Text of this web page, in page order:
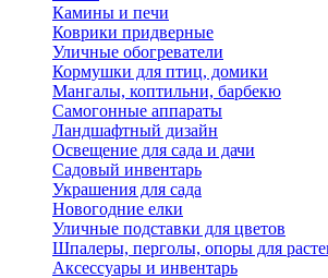
Камины и печи
Коврики придверные
Уличные обогреватели
Кормушки для птиц, домики
Мангалы, коптильни, барбекю
Самогонные аппараты
Ландшафтный дизайн
Освещение для сада и дачи
Садовый инвентарь
Украшения для сада
Новогодние елки
Уличные подставки для цветов
Шпалеры, перголы, опоры для
Аксессуары и инвентарь